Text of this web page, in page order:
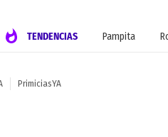
TENDENCIAS Pampita
PrimiciasYA